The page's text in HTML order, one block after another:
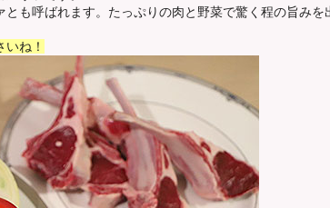
も呼ばれます。たっぷりの肉と野菜で驚く程の旨み
ね！